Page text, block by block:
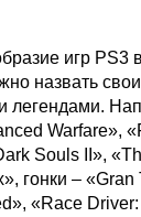
игр PS3
назвать
легендами.
Warfare»,
Souls II»,
гонки –
«Race